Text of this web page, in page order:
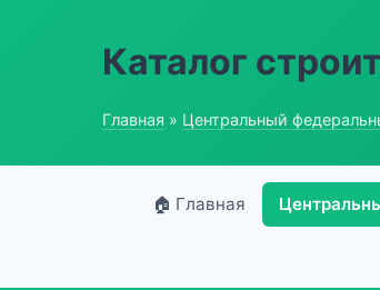
Каталог
Главная » Центральный
🏠 Главная